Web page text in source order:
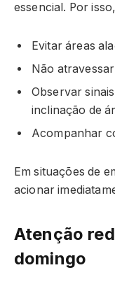
essencial. Por
Evitar áreas
Não
Observar
inclinação de
Acompanhar
Em situações de
acionar
Atenção
domingo